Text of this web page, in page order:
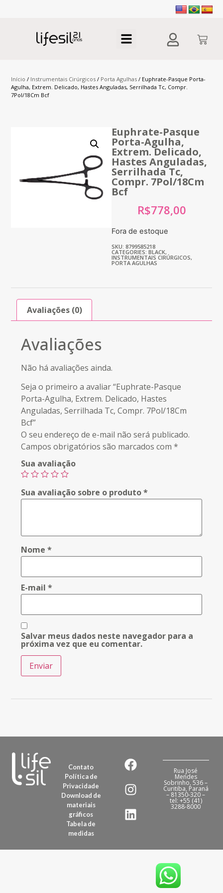
Início / Instrumentais Cirúrgicos / Porta Agulhas / Euphrate-Pasque Porta-
Agulha, Extrem. Delicado, Hastes Anguladas, Serrilhada Tc, Compr.
7Pol/18Cm Bcf
Euphrate-Pasque
Porta-Agulha,
Extrem. Delicado,
Hastes Anguladas,
Serrilhada Tc,
Compr. 7Pol/18Cm
Bcf
R$778,00
Fora de estoque
SKU: 8799585218
CATEGORIES: BLACK,
INSTRUMENTAIS CIRÚRGICOS,
PORTA AGULHAS
Avaliações (0)
Avaliações
Não há avaliações ainda.
Seja o primeiro a avaliar “Euphrate-Pasque
Porta-Agulha, Extrem. Delicado, Hastes
Anguladas, Serrilhada Tc, Compr. 7Pol/18Cm
Bcf”
O seu endereço de e-mail não será publicado.
Campos obrigatórios são marcados com*
Sua avaliação
Sua avaliação sobre o produto*
Nome*
E-mail*
Salvar meus dados neste navegador para a
próxima vez que eu comentar.
Contato
Política de
Privacidade
Download de
materiais
gráficos
Tabela de
medidas
Rua José
Mendes
Sobrinho, 536 –
Curitiba, Paraná
– 81350-320 –
tel: +55 (41)
3288-8000